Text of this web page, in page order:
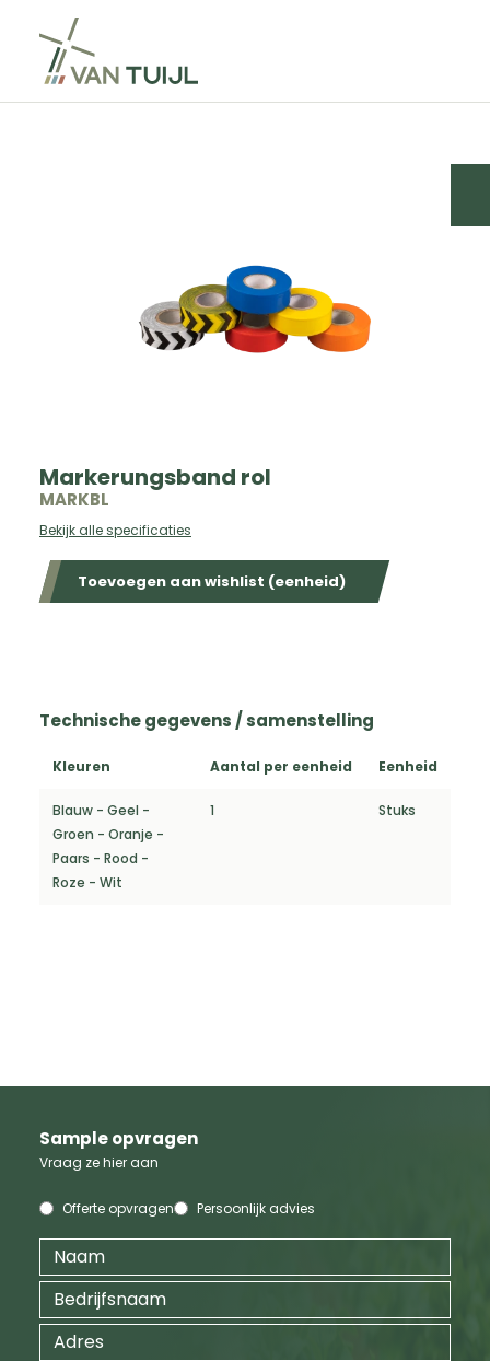
Markerungsband rol
MARKBL
Bekijk alle specificaties
Toevoegen aan wishlist (eenheid)
Technische gegevens / samenstelling
Kleuren Aantal per eenheid Eenheid
Blauw - Geel -
Groen - Oranje -
Paars - Rood -
Roze - Wit
1 Stuks
Sample opvragen
Vraag ze hier aan
Offerte opvragen Persoonlijk advies